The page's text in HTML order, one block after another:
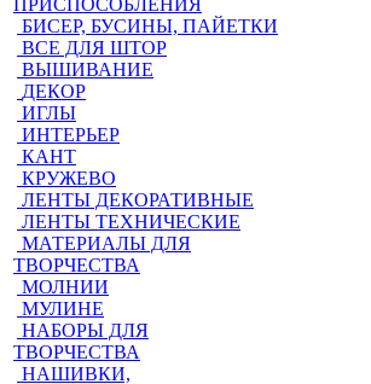
ПРИСПОСОБЛЕНИЯ
БИСЕР, БУСИНЫ, ПАЙЕТКИ
ВСЕ ДЛЯ ШТОР
ВЫШИВАНИЕ
ДЕКОР
ИГЛЫ
ИНТЕРЬЕР
КАНТ
КРУЖЕВО
ЛЕНТЫ ДЕКОРАТИВНЫЕ
ЛЕНТЫ ТЕХНИЧЕСКИЕ
МАТЕРИАЛЫ ДЛЯ
ТВОРЧЕСТВА
МОЛНИИ
МУЛИНЕ
НАБОРЫ ДЛЯ
ТВОРЧЕСТВА
НАШИВКИ,